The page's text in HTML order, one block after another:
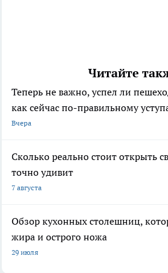
Читайте
Теперь не важно, успел ли
как сейчас по-правильному
Вчера
Сколько реально стоит открыть
точно удивит
7 августа
Обзор кухонных столешниц,
жира и острого ножа
29 июля